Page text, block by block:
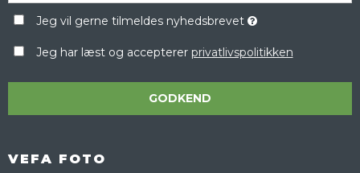
Jeg vil gerne tilmeldes nyhedsbrevet
Jeg har læst og accepterer privatlivspolitikken
GODKEND
VEFA FOTO